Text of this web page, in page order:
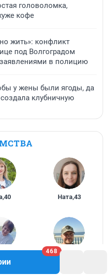
468
головоломка,
кофе
жить»: конфликт
под Волгоградом
в полицию
у жены были ягоды, да
клубничную
,40 Ната,43
Александр